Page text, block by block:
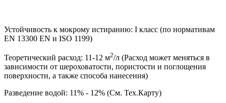
Устойчивость к мокрому истиранию: I класс (по нормативам
EN 13300 EN и ISO 1199)
Теоретический расход: 11-12 м2/л (Расход может меняться в
зависимости от шероховатости, пористости и поглощения
поверхности, а также способа нанесения)
Разведение водой: 11% - 12% (См. Тех.Карту)